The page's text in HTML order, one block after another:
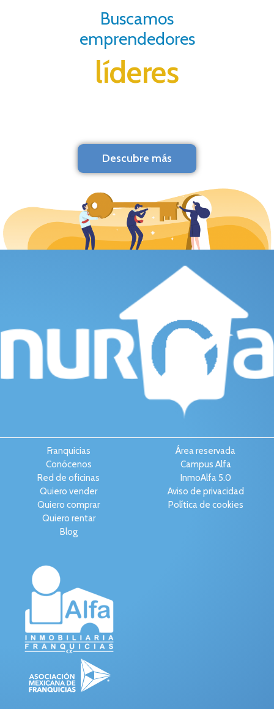
Buscamos
emprendedores
líderes
Descubre más
Franquicias
Conócenos
Red de oficinas
Quiero vender
Quiero comprar
Quiero rentar
Blog
Área reservada
Campus Alfa
InmoAlfa 5.0
Aviso de privacidad
Política de cookies